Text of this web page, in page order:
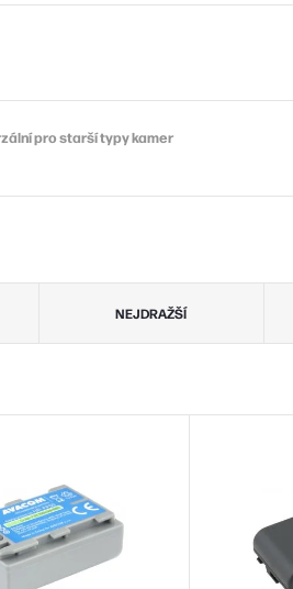
pro starší typy kamer
NEJDRAŽŠÍ